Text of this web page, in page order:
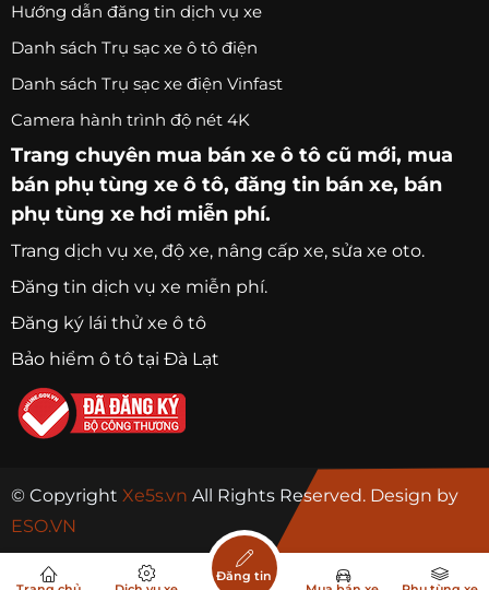
Hướng dẫn đăng tin dịch vụ xe
Danh sách Trụ sạc xe ô tô điện
Danh sách Trụ sạc xe điện Vinfast
Camera hành trình độ nét 4K
Trang chuyên mua bán xe ô tô cũ mới, mua
bán phụ tùng xe ô tô, đăng tin bán xe, bán
phụ tùng xe hơi miễn phí.
Trang dịch vụ xe, độ xe, nâng cấp xe, sửa xe oto.
Đăng tin dịch vụ xe miễn phí.
Đăng ký lái thử xe ô tô
Bảo hiểm ô tô tại Đà Lạt
© Copyright Xe5s.vn All Rights Reserved. Design by
ESO.VN
Đăng tin